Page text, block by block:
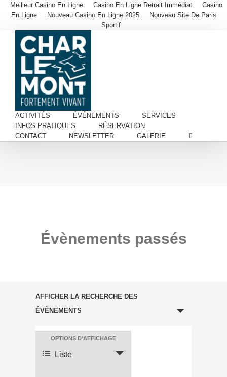
Meilleur Casino En Ligne Casino En Ligne Retrait Immédiat
Casino
En Ligne
Nouveau Casino En Ligne 2025
Nouveau Site De Paris
Sportif
ACTIVITÉS ÉVÉNEMENTS
SERVICES
INFOS PRATIQUES
RÉSERVATION
CONTACT
NEWSLETTER GALERIE
Évènements passés
et
navigation
Évènements
AFFICHER LA RECHERCHE DES
ÉVÈNEMENTS
Navigation
de
OPTIONS D’AFFICHAGE
Liste